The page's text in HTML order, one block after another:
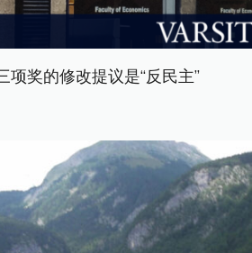
项奖的修改提议是“反民主”